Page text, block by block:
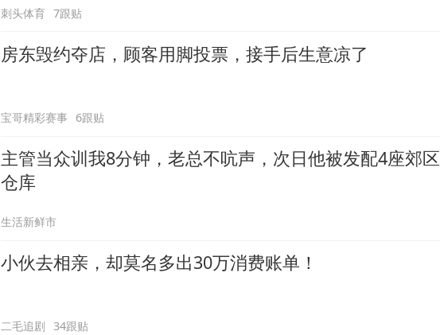
刺头体育 7跟贴
房东毁约夺店，顾客用脚投票，接手后生意凉了
宝哥精彩赛事 6跟贴
主管当众训我8分钟，老总不吭声，次日他被发配4座郊区
仓库
生活新鲜市
小伙去相亲，却莫名多出30万消费账单！
二毛追剧 34跟贴